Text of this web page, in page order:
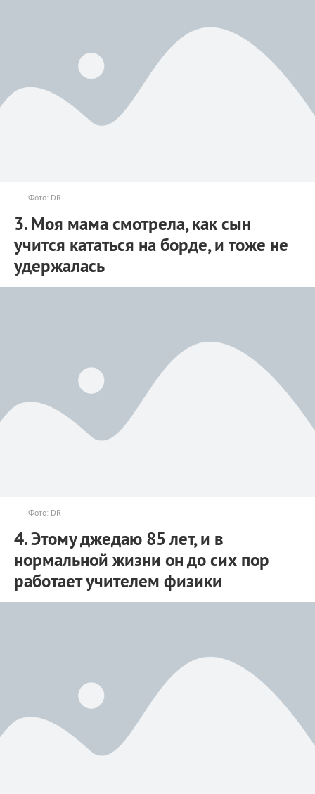
Фото: DR
3. Моя мама смотрела, как сын
учится кататься на борде, и тоже не
удержалась
Фото: DR
4. Этому джедаю 85 лет, и в
нормальной жизни он до сих пор
работает учителем физики